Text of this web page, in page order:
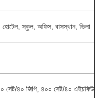
হোটেল, স্কুল, অফিস, বাসস্থান, ভিলা
সেট/৪০ জিপি, ৪০০ সেট/৪০ এইচকিউ